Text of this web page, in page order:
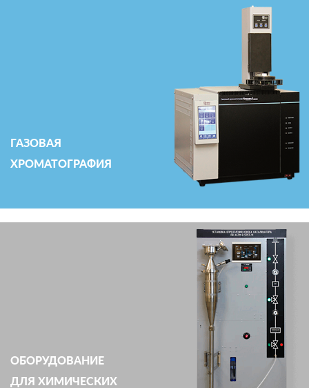
ГАЗОВАЯ
ХРОМАТОГРАФИЯ
ОБОРУДОВАНИЕ
ДЛЯ ХИМИЧЕСКИХ